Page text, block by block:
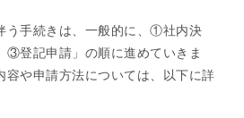
う手続きは、一般的に、①社内決
登記申請」の順に進めていきま
容や申請方法については、以下に詳